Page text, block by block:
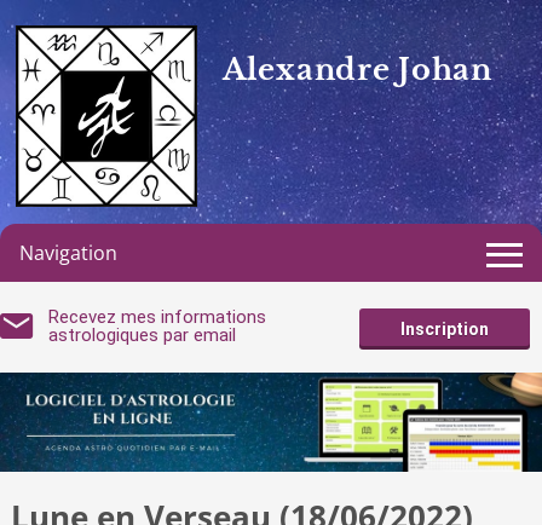
Alexandre Johan
Navigation
Recevez mes informations
astrologiques par email
Inscription